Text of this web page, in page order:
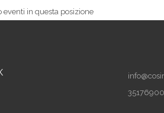
eventi in questa posizione